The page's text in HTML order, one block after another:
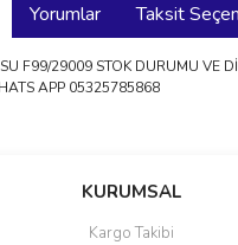
Yorumlar Taksit
F99/29009 STOK DURUMU VE
APP 05325785868
Bu ürüne ilk yorumu siz yapın!
KURUMSAL
Kargo Takibi